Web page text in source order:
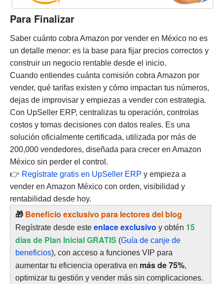
Para Finalizar
Saber cuánto cobra Amazon por vender en México no es
un detalle menor: es la base para fijar precios correctos y
construir un negocio rentable desde el inicio.
Cuando entiendes cuánta comisión cobra Amazon por
vender, qué tarifas existen y cómo impactan tus números,
dejas de improvisar y empiezas a vender con estrategia.
Con UpSeller ERP, centralizas tu operación, controlas
costos y tomas decisiones con datos reales. Es una
solución oficialmente certificada, utilizada por más de
200,000 vendedores, diseñada para crecer en Amazon
México sin perder el control.
👉 Regístrate gratis en UpSeller ERP y empieza a
vender en Amazon México con orden, visibilidad y
rentabilidad desde hoy.
🎁 Beneficio exclusivo para lectores del blog
Regístrate desde este enlace exclusivo y obtén 15
días de Plan Inicial GRATIS (Guía de canje de
beneficios), con acceso a funciones VIP para
aumentar tu eficiencia operativa en más de 75%,
optimizar tu gestión y vender más sin complicaciones.